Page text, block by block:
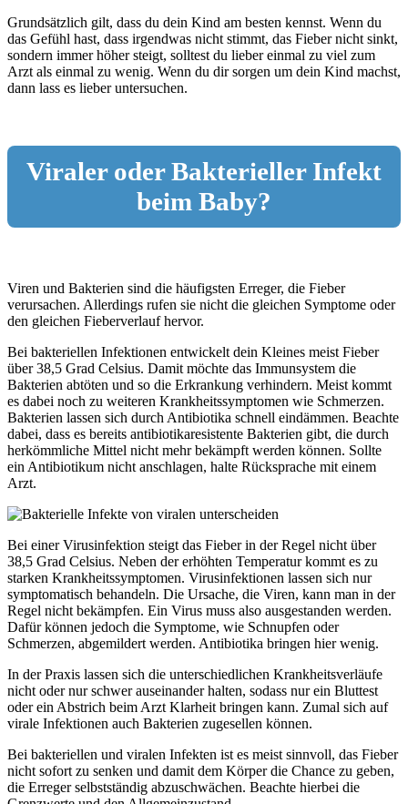
Grundsätzlich gilt, dass du dein Kind am besten kennst. Wenn du
das Gefühl hast, dass irgendwas nicht stimmt, das Fieber nicht sinkt,
sondern immer höher steigt, solltest du lieber einmal zu viel zum
Arzt als einmal zu wenig. Wenn du dir sorgen um dein Kind machst,
dann lass es lieber untersuchen.
Viraler oder Bakterieller Infekt
beim Baby?
Viren und Bakterien sind die häufigsten Erreger, die Fieber
verursachen. Allerdings rufen sie nicht die gleichen Symptome oder
den gleichen Fieberverlauf hervor.
Bei bakteriellen Infektionen entwickelt dein Kleines meist Fieber
über 38,5 Grad Celsius. Damit möchte das Immunsystem die
Bakterien abtöten und so die Erkrankung verhindern. Meist kommt
es dabei noch zu weiteren Krankheitssymptomen wie Schmerzen.
Bakterien lassen sich durch Antibiotika schnell eindämmen. Beachte
dabei, dass es bereits antibiotikaresistente Bakterien gibt, die durch
herkömmliche Mittel nicht mehr bekämpft werden können. Sollte
ein Antibiotikum nicht anschlagen, halte Rücksprache mit einem
Arzt.
Bei einer Virusinfektion steigt das Fieber in der Regel nicht über
38,5 Grad Celsius. Neben der erhöhten Temperatur kommt es zu
starken Krankheitssymptomen. Virusinfektionen lassen sich nur
symptomatisch behandeln. Die Ursache, die Viren, kann man in der
Regel nicht bekämpfen. Ein Virus muss also ausgestanden werden.
Dafür können jedoch die Symptome, wie Schnupfen oder
Schmerzen, abgemildert werden. Antibiotika bringen hier wenig.
In der Praxis lassen sich die unterschiedlichen Krankheitsverläufe
nicht oder nur schwer auseinander halten, sodass nur ein Bluttest
oder ein Abstrich beim Arzt Klarheit bringen kann. Zumal sich auf
virale Infektionen auch Bakterien zugesellen können.
Bei bakteriellen und viralen Infekten ist es meist sinnvoll, das Fieber
nicht sofort zu senken und damit dem Körper die Chance zu geben,
die Erreger selbstständig abzuschwächen. Beachte hierbei die